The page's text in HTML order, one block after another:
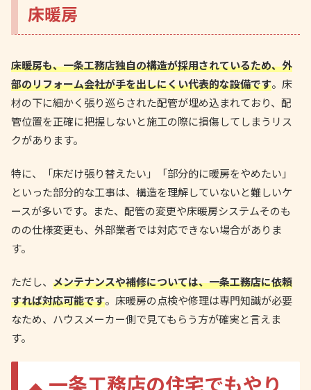
床暖房
床暖房も、一条工務店独自の構造が採用されているため、外
部のリフォーム会社が手を出しにくい代表的な設備です。床
材の下に細かく張り巡らされた配管が埋め込まれており、配
管位置を正確に把握しないと施工の際に損傷してしまうリス
クがあります。
特に、「床だけ張り替えたい」「部分的に暖房をやめたい」
といった部分的な工事は、構造を理解していないと難しいケ
ースが多いです。また、配管の変更や床暖房システムそのも
のの仕様変更も、外部業者では対応できない場合がありま
す。
ただし、 メンテナンスや補修については、一条工務店に依頼
すれば対応可能です。床暖房の点検や修理は専門知識が必要
なため、ハウスメーカー側で見てもらう方が確実と言えま
す。
一条工務店の住宅でもやり